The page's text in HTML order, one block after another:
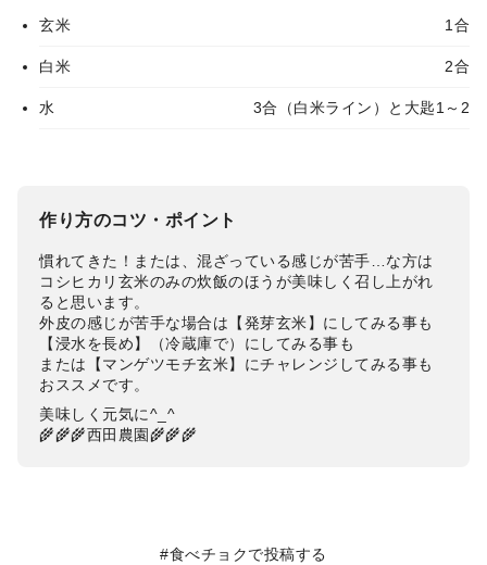
玄米 1合
白米 2合
水 3合（白米ライン）と大匙1～2
作り方のコツ・ポイント
慣れてきた！または、混ざっている感じが苦手…な方は
コシヒカリ玄米のみの炊飯のほうが美味しく召し上がれ
ると思います。
外皮の感じが苦手な場合は【発芽玄米】にしてみる事も
【浸水を長め】（冷蔵庫で）にしてみる事も
または【マンゲツモチ玄米】にチャレンジしてみる事も
おススメです。
美味しく元気に^_^
🌾🌾🌾西田農園🌾🌾🌾
#食べチョクで投稿する